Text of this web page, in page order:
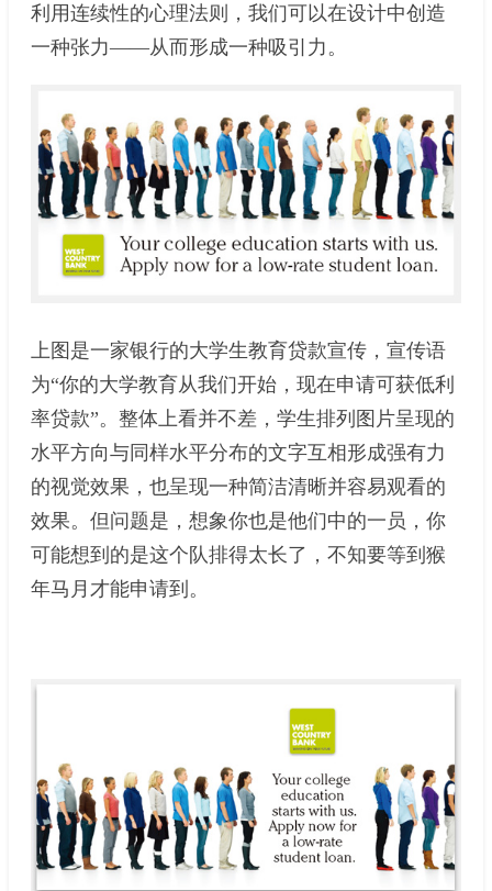
利用连续性的心理法则，我们可以在设计中创造
一种张力——从而形成一种吸引力。
上图是一家银行的大学生教育贷款宣传，宣传语
为“你的大学教育从我们开始，现在申请可获低利
率贷款”。整体上看并不差，学生排列图片呈现的
水平方向与同样水平分布的文字互相形成强有力
的视觉效果，也呈现一种简洁清晰并容易观看的
效果。但问题是，想象你也是他们中的一员，你
可能想到的是这个队排得太长了，不知要等到猴
年马月才能申请到。